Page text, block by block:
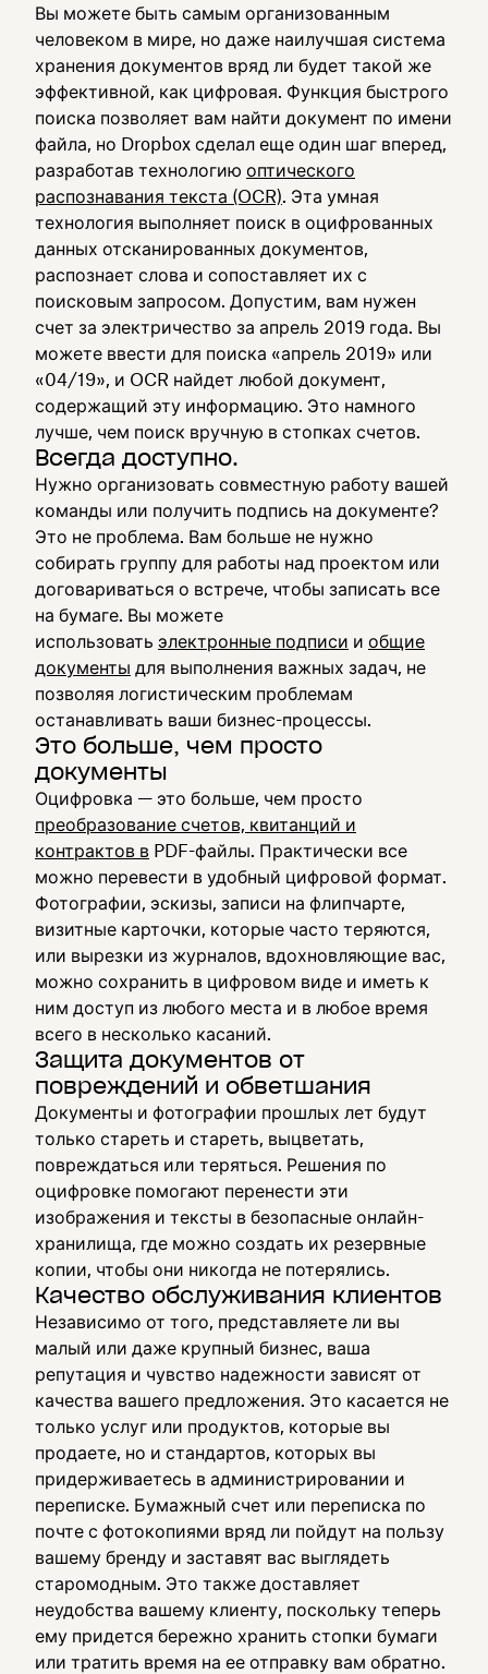
Вы можете быть самым организованным
человеком в мире, но даже наилучшая система
хранения документов вряд ли будет такой же
эффективной, как цифровая. Функция быстрого
поиска позволяет вам найти документ по имени
файла, но Dropbox сделал еще один шаг вперед,
разработав технологию оптического
распознавания текста (OCR). Эта умная
технология выполняет поиск в оцифрованных
данных отсканированных документов,
распознает слова и сопоставляет их с
поисковым запросом. Допустим, вам нужен
счет за электричество за апрель 2019 года. Вы
можете ввести для поиска «апрель 2019» или
«04/19», и OCR найдет любой документ,
содержащий эту информацию. Это намного
лучше, чем поиск вручную в стопках счетов.
Всегда доступно.
Нужно организовать совместную работу вашей
команды или получить подпись на документе?
Это не проблема. Вам больше не нужно
собирать группу для работы над проектом или
договариваться о встрече, чтобы записать все
на бумаге. Вы можете
использовать электронные подписи и общие
документы для выполнения важных задач, не
позволяя логистическим проблемам
останавливать ваши бизнес-процессы.
Это больше, чем просто
документы
Оцифровка — это больше, чем просто
преобразование счетов, квитанций и
контрактов в PDF-файлы. Практически все
можно перевести в удобный цифровой формат.
Фотографии, эскизы, записи на флипчарте,
визитные карточки, которые часто теряются,
или вырезки из журналов, вдохновляющие вас,
можно сохранить в цифровом виде и иметь к
ним доступ из любого места и в любое время
всего в несколько касаний.
Защита документов от
повреждений и обветшания
Документы и фотографии прошлых лет будут
только стареть и стареть, выцветать,
повреждаться или теряться. Решения по
оцифровке помогают перенести эти
изображения и тексты в безопасные онлайн-
хранилища, где можно создать их резервные
копии, чтобы они никогда не потерялись.
Качество обслуживания клиентов
Независимо от того, представляете ли вы
малый или даже крупный бизнес, ваша
репутация и чувство надежности зависят от
качества вашего предложения. Это касается не
только услуг или продуктов, которые вы
продаете, но и стандартов, которых вы
придерживаетесь в администрировании и
переписке. Бумажный счет или переписка по
почте с фотокопиями вряд ли пойдут на пользу
вашему бренду и заставят вас выглядеть
старомодным. Это также доставляет
неудобства вашему клиенту, поскольку теперь
ему придется бережно хранить стопки бумаги
или тратить время на ее отправку вам обратно.